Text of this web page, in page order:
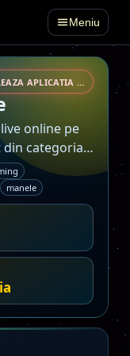
Meniu
INSTALEAZA APLICATIA • SECURIZAT
online pe
din categoria
manele